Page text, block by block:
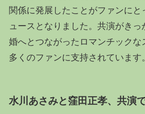
関係に発展したことがファンにと
ュースとなりました。共演がき
婚へとつながったロマンチックな
多くのファンに支持されています。
水川あさみと窪田正孝、共演